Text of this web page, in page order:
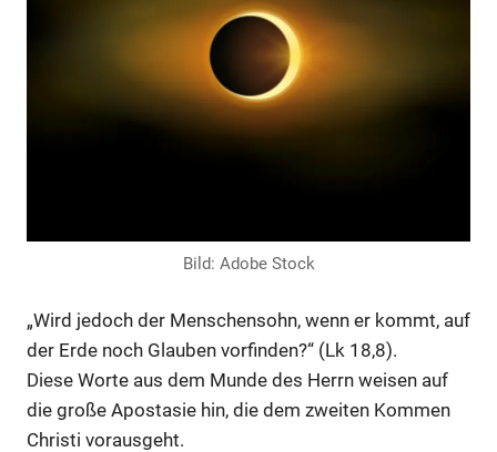
Bild: Adobe Stock
„Wird jedoch der Menschensohn, wenn er kommt, auf
der Erde noch Glauben vorfinden?“ (Lk 18,8).
Diese Worte aus dem Munde des Herrn weisen auf
die große Apostasie hin, die dem zweiten Kommen
Christi vorausgeht.